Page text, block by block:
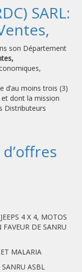
SARL:
son Département
d’au moins trois (3)
dont la mission
Distributeurs
4 X 4, MOTOS
DE SANRU
MALARIA
SANRU ASBL